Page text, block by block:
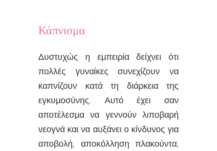
Κάπνισμα
Δυστυχώς η εμπειρία δείχνει ότι
πολλές γυναίκες συνεχίζουν να
καπνίζουν κατά τη διάρκεια της
εγκυμοσύνης. Αυτό έχει σαν
αποτέλεσμα να γεννούν λιποβαρή
νεογνά και να αυξάνει ο κίνδυνος για
αποβολή, αποκόλληση πλακούντα,